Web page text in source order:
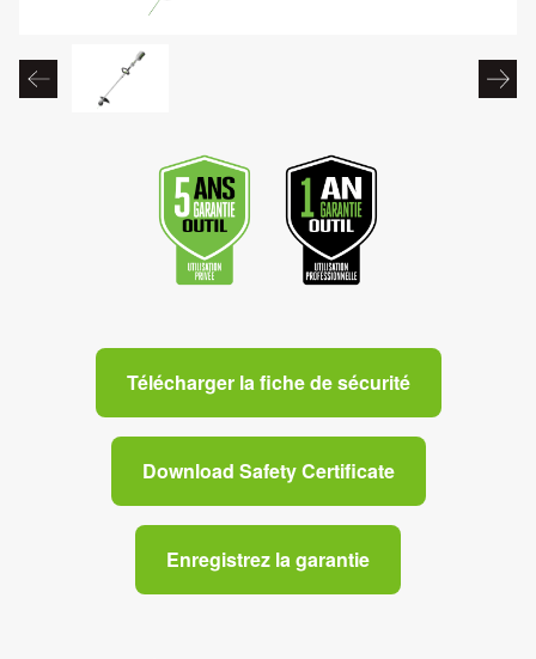
Télécharger la fiche de sécurité
Download Safety Certificate
Enregistrez la garantie